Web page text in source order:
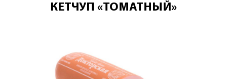
КЕТЧУП «ТОМАТНЫЙ»